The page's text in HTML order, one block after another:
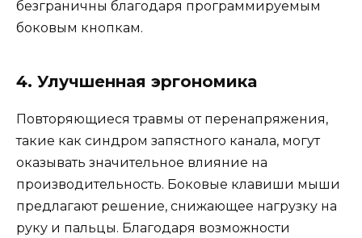
безграничны благодаря программируемым
боковым кнопкам.
4. Улучшенная эргономика
Повторяющиеся травмы от перенапряжения,
такие как синдром запястного канала, могут
оказывать значительное влияние на
производительность. Боковые клавиши мыши
предлагают решение, снижающее нагрузку на
руку и пальцы. Благодаря возможности